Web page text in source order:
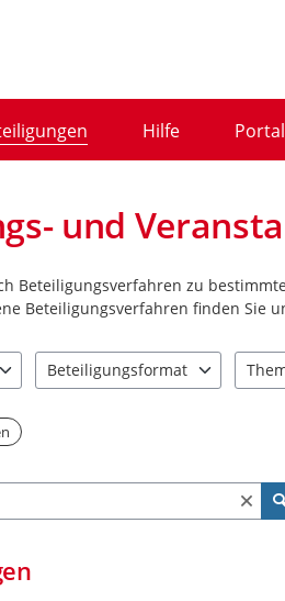
Hilfe
und
Beteiligungsverfahren zu
Beteiligungsverfahren finden Sie
Beteiligungsformat